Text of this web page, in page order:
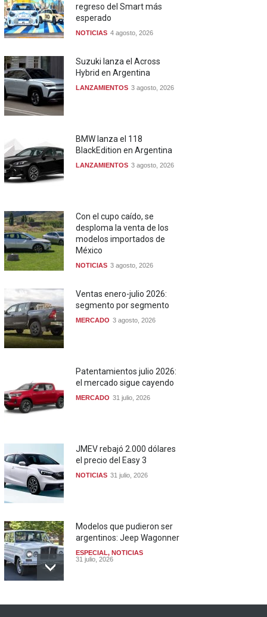
regreso del Smart más
esperado
NOTICIAS 4 agosto, 2026
Suzuki lanza el Across
Hybrid en Argentina
LANZAMIENTOS 3 agosto, 2026
BMW lanza el 118
BlackEdition en Argentina
LANZAMIENTOS 3 agosto, 2026
Con el cupo caído, se
desploma la venta de los
modelos importados de
México
NOTICIAS 3 agosto, 2026
Ventas enero-julio 2026:
segmento por segmento
MERCADO 3 agosto, 2026
Patentamientos julio 2026:
el mercado sigue cayendo
MERCADO 31 julio, 2026
JMEV rebajó 2.000 dólares
el precio del Easy 3
NOTICIAS 31 julio, 2026
Modelos que pudieron ser
argentinos: Jeep Wagonner
ESPECIAL, NOTICIAS
31 julio, 2026